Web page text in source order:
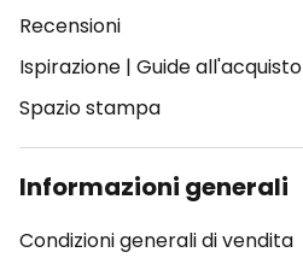
Recensioni
Ispirazione | Guide all'acquisto
Spazio stampa
Informazioni generali
Condizioni generali di vendita